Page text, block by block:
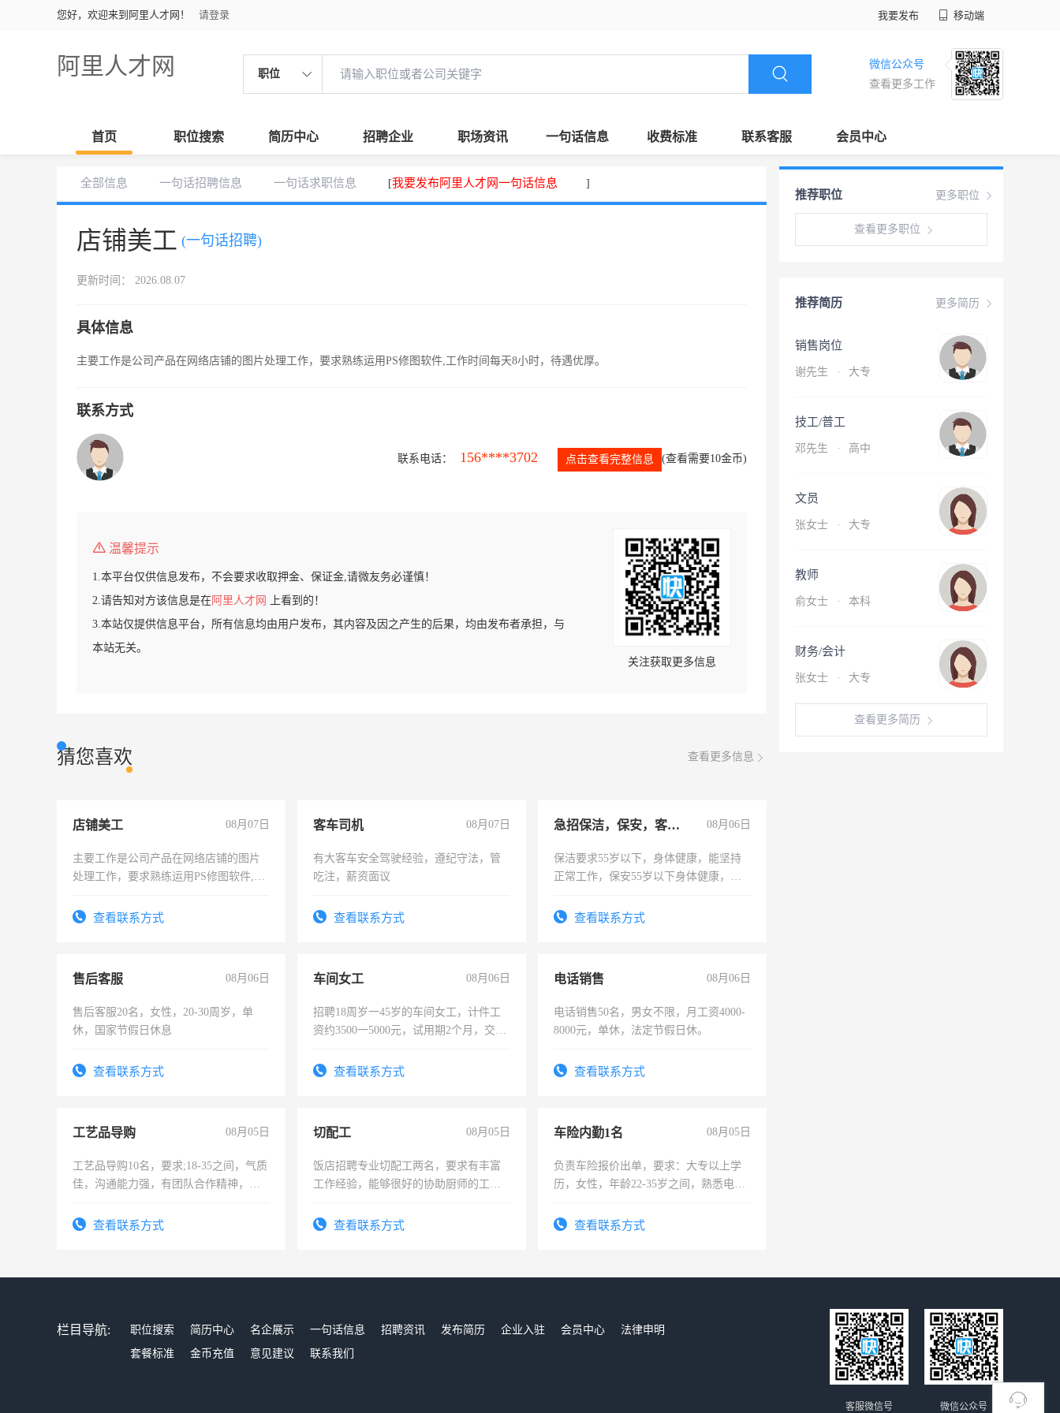
您好，欢迎来到阿里人才网！ 请登录 我要发布 移动端
阿里人才网 职位
微信公众号
查看更多工作
首页 职位搜索 简历中心 招聘企业 职场资讯 一句话信息 收费标准 联系客服 会员中心
全部信息 一句话招聘信息 一句话求职信息 [我要发布阿里人才网一句话信息 ]
店铺美工 (一句话招聘)
更新时间： 2026.08.07
具体信息
主要工作是公司产品在网络店铺的图片处理工作，要求熟练运用PS修图软件,工作时间每天8小时，待遇优厚。
联系方式
联系电话： 156****3702 点击查看完整信息 (查看需要10金币)
温馨提示
1.本平台仅供信息发布，不会要求收取押金、保证金,请微友务必谨慎！
2.请告知对方该信息是在阿里人才网
上看到的！
3.本站仅提供信息平台，所有信息均由用户发布，其内容及因之产生的后果，均由发布者承担，与
本站无关。
关注获取更多信息
猜您喜欢 查看更多信息
店铺美工 08月07日
主要工作是公司产品在网络店铺的图片
处理工作，要求熟练运用PS修图软件,工
查看联系方式
客车司机 08月07日
有大客车安全驾驶经验，遵纪守法，管
吃注，薪资面议
查看联系方式
急招保洁，保安，客服，工程 08月06日
保洁要求55岁以下，身体健康，能坚持
正常工作，保安55岁以下身体健康，有
录，客服要求45岁以下高中以上文化，
查看联系方式
售后客服 08月06日
售后客服20名，女性，20-30周岁，单
休，国家节假日休息
查看联系方式
车间女工 08月06日
招聘18周岁一45岁的车间女工，计件工
资约3500一5000元，试用期2个月，交五
查看联系方式
电话销售 08月06日
电话销售50名，男女不限，月工资4000-
8000元，单休，法定节假日休。
查看联系方式
工艺品导购 08月05日
工艺品导购10名，要求;18-35之间，气质
佳，沟通能力强，有团队合作精神，有
查看联系方式
切配工 08月05日
饭店招聘专业切配工两名，要求有丰富
工作经验，能够很好的协助厨师的工
4500。查看联系方式
车险内勤1名 08月05日
负责车险报价出单，要求：大专以上学
历，女性，年龄22-35岁之间，熟悉电脑
试用期1-3个月，转正后交纳五险，
查看联系方式
更多职位
推荐职位
查看更多职位
更多简历
推荐简历
销售岗位
谢先生 · 大专
技工/普工
邓先生 · 高中
文员
张女士 · 大专
教师
俞女士 · 本科
财务/会计
张女士 · 大专
查看更多简历
栏目导航: 职位搜索 简历中心 名企展示 一句话信息 招聘资讯 发布简历 企业入驻 会员中心
法律申明
套餐标准
金币充值 意见建议 联系我们
微信公众号
客服微信号